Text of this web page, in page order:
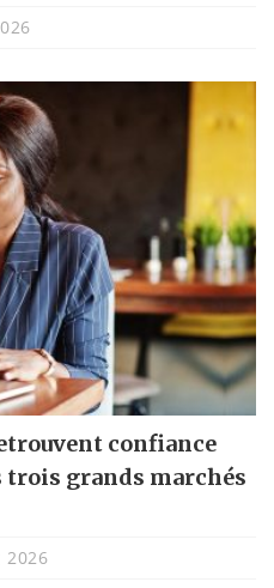
confiance
trois grands marchés
2026